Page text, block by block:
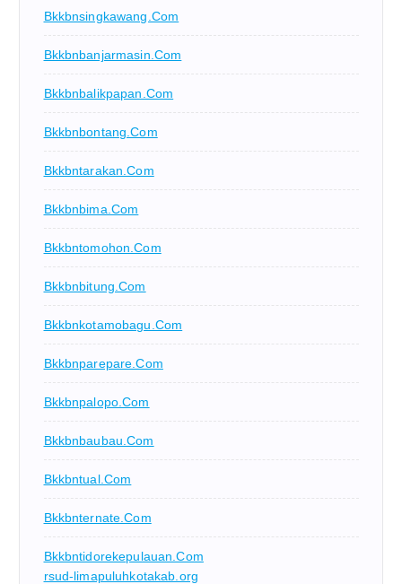
Bkkbnsingkawang.com
Bkkbnbanjarmasin.com
Bkkbnbalikpapan.com
Bkkbnbontang.com
Bkkbntarakan.com
Bkkbnbima.com
Bkkbntomohon.com
Bkkbnbitung.com
Bkkbnkotamobagu.com
Bkkbnparepare.com
Bkkbnpalopo.com
Bkkbnbaubau.com
Bkkbntual.com
Bkkbnternate.com
Bkkbntidorekepulauan.com
rsud-limapuluhkotakab.org